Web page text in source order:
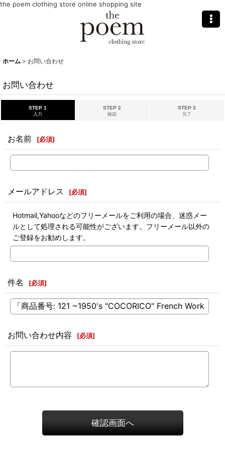
the poem clothing store online shopping site
ホーム > お問い合わせ
お問い合わせ
STEP 1
入力
STEP 2
確認
STEP 3
完了
お名前 [必須]
メールアドレス [必須]
Hotmail,Yahooなどのフリーメールをご利用の場合、迷惑メー
ルとして処理される可能性がございます。フリーメール以外の
ご登録をお勧めします。
件名 [必須]
お問い合わせ内容 [必須]
確認画面へ